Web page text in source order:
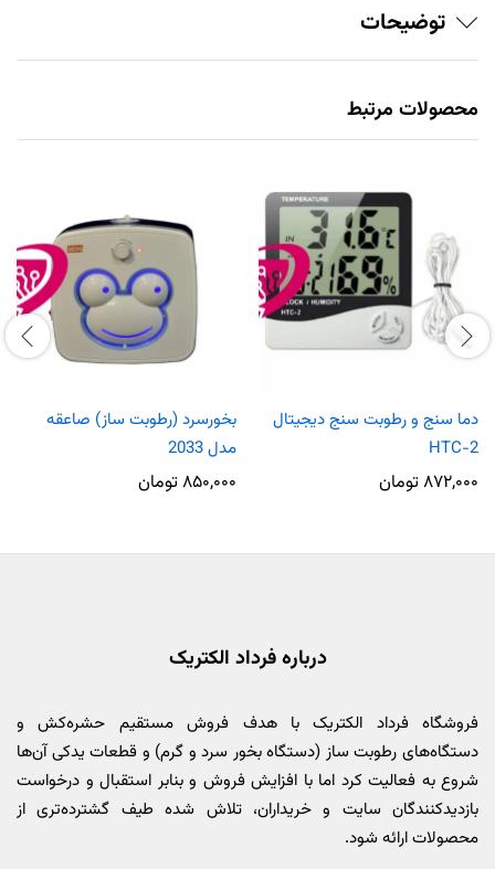
توضیحات
محصولات مرتبط
دما سنج و رطوبت سنج دیجیتال
HTC-2
۸۷۲,۰۰۰تومان
بخورسرد (رطوبت ساز) صاعقه
مدل 2033
۸۵۰,۰۰۰تومان
درباره فرداد الکتریک
فروشگاه فرداد الکتریک با هدف فروش مستقیم حشره‌کش و
دستگاه‌های رطوبت ساز (دستگاه بخور سرد و گرم) و قطعات یدکی آن‌ها
شروع به فعالیت کرد اما با افزایش فروش و بنابر استقبال و درخواست
بازدیدکنندگان سایت و خریداران، تلاش شده طیف گشترده‌تری از
محصولات ارائه شود.